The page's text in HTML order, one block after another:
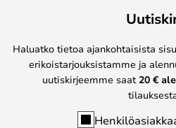
Haluatko tietoa ajankohtaisista
erikoistarjouksistamme ja
uutiskirjeemme saat 20 €